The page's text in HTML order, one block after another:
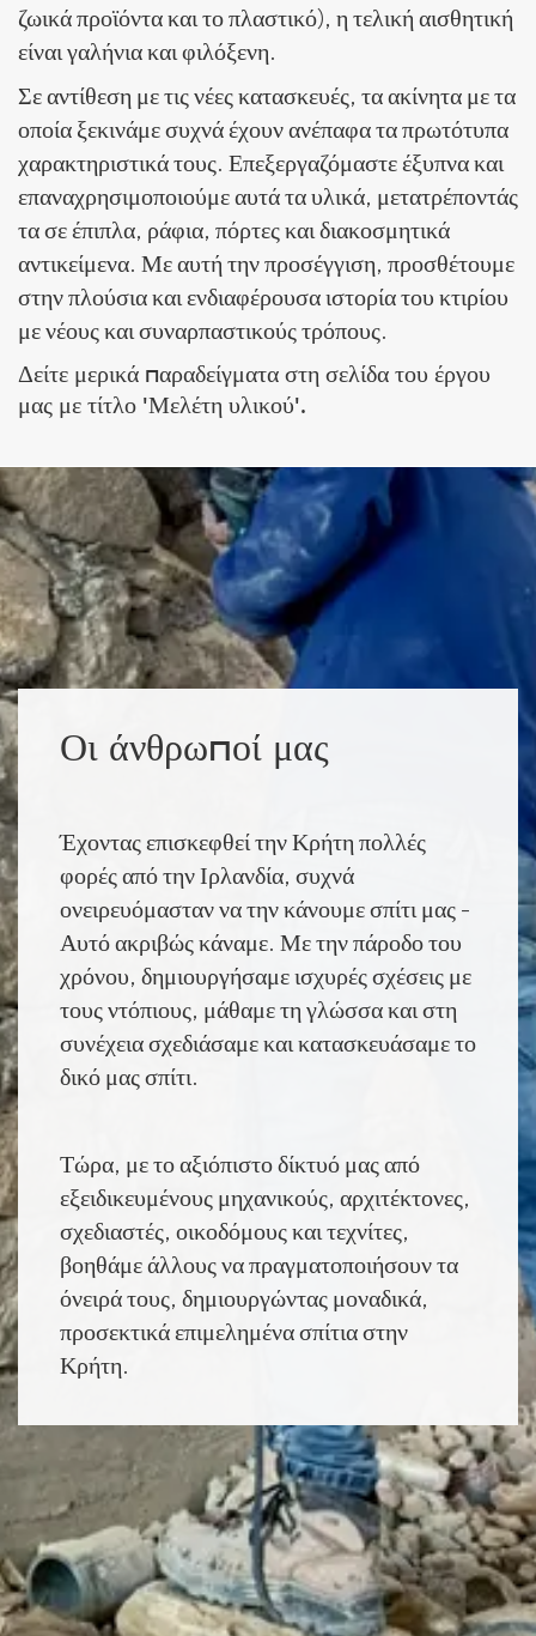
ζωικά προϊόντα και το πλαστικό), η τελική αισθητική
είναι γαλήνια και φιλόξενη.
Σε αντίθεση με τις νέες κατασκευές, τα ακίνητα με τα
οποία ξεκινάμε συχνά έχουν ανέπαφα τα πρωτότυπα
χαρακτηριστικά τους. Επεξεργαζόμαστε έξυπνα και
επαναχρησιμοποιούμε αυτά τα υλικά, μετατρέποντάς
τα σε έπιπλα, ράφια, πόρτες και διακοσμητικά
αντικείμενα. Με αυτή την προσέγγιση, προσθέτουμε
στην πλούσια και ενδιαφέρουσα ιστορία του κτιρίου
με νέους και συναρπαστικούς τρόπους.
Δείτε μερικά παραδείγματα στη σελίδα του έργου
μας με τίτλο 'Μελέτη υλικού'.
Οι άνθρωποί μας
Έχοντας επισκεφθεί την Κρήτη πολλές
φορές από την Ιρλανδία, συχνά
ονειρευόμασταν να την κάνουμε σπίτι μας -
Αυτό ακριβώς κάναμε. Με την πάροδο του
χρόνου, δημιουργήσαμε ισχυρές σχέσεις με
τους ντόπιους, μάθαμε τη γλώσσα και στη
συνέχεια σχεδιάσαμε και κατασκευάσαμε το
δικό μας σπίτι.
Τώρα, με το αξιόπιστο δίκτυό μας από
εξειδικευμένους μηχανικούς, αρχιτέκτονες,
σχεδιαστές, οικοδόμους και τεχνίτες,
βοηθάμε άλλους να πραγματοποιήσουν τα
όνειρά τους, δημιουργώντας μοναδικά,
προσεκτικά επιμελημένα σπίτια στην
Κρήτη.